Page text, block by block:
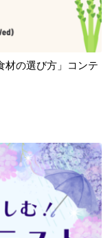
材の選び方」コンテ